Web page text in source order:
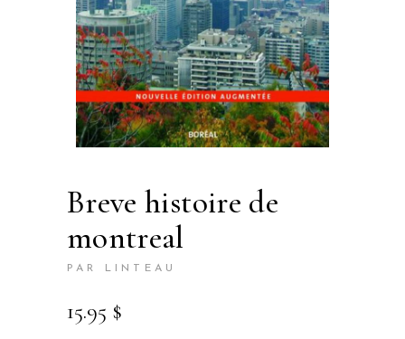
breve histoire de
montreal
PAR LINTEAU
15.95 $